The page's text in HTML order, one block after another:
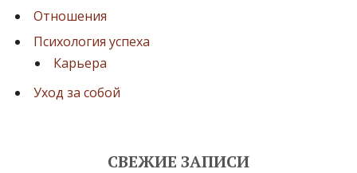
Отношения
Психология успеха
Карьера
Уход за собой
СВЕЖИЕ ЗАПИСИ